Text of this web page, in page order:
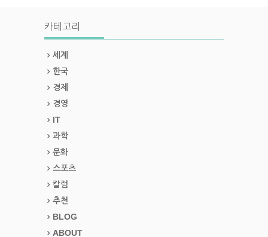
카테고리
세계
한국
경제
경영
IT
과학
문화
스포츠
칼럼
추천
BLOG
ABOUT